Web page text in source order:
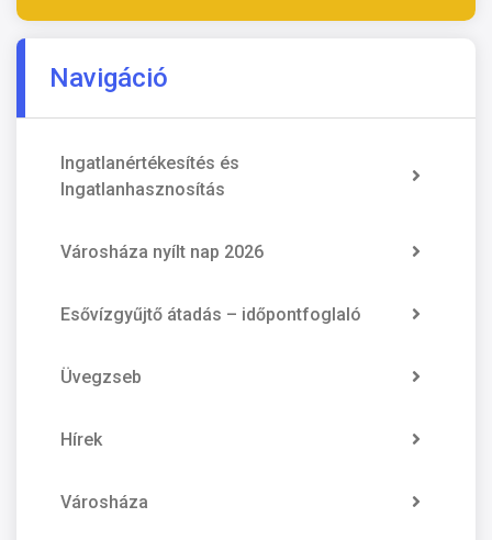
Navigáció
Ingatlanértékesítés és
Ingatlanhasznosítás
Városháza nyílt nap 2026
Esővízgyűjtő átadás – időpontfoglaló
Üvegzseb
Hírek
Városháza